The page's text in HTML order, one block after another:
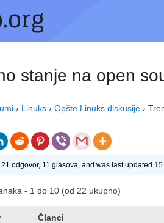
stanje na open
› Linuks › Opšte Linuks diskusije ›
odgovor, 11 glasova, and was last updated
- 1 do 10 (od 22 ukupno)
Članci